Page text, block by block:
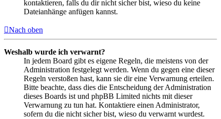
kontaktieren, falls du dir nicht sicher bist, wieso du keine
Dateianhänge anfügen kannst.
Nach oben
Weshalb wurde ich verwarnt?
In jedem Board gibt es eigene Regeln, die meistens von der
Administration festgelegt werden. Wenn du gegen eine dieser
Regeln verstoßen hast, kann sie dir eine Verwarnung erteilen.
Bitte beachte, dass dies die Entscheidung der Administration
dieses Boards ist und phpBB Limited nichts mit dieser
Verwarnung zu tun hat. Kontaktiere einen Administrator,
sofern du die nicht sicher bist, wieso du verwarnt wurdest.